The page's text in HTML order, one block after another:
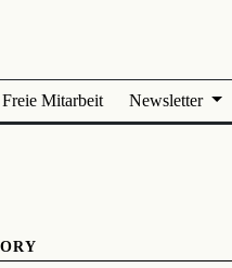
Freie Mitarbeit Newsletter